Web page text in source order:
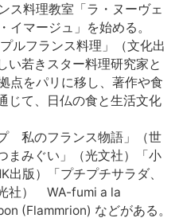
ス料理教室「ラ・ヌーヴェ
イマージュ」を始める。
ルフランス料理」（文化出
い若きスター料理研究家と
点をパリに移し、著作や食
じて、日仏の食と生活文化
私のフランス物語」（世
まみぐい」（光文社）「小
出版）「プチプチサラダ、
社） WA-fumi a la
(Flammrion) などがある。